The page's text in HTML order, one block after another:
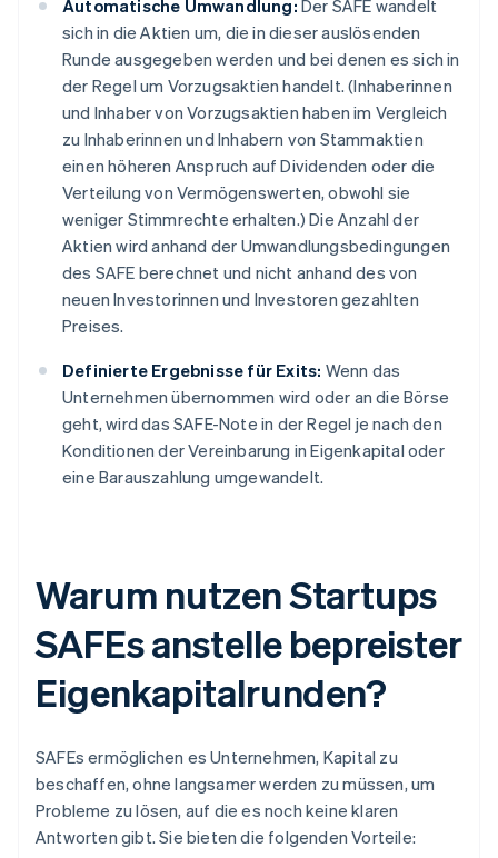
Automatische Umwandlung: Der SAFE wandelt
sich in die Aktien um, die in dieser auslösenden
Runde ausgegeben werden und bei denen es sich in
der Regel um Vorzugsaktien handelt. (Inhaberinnen
und Inhaber von Vorzugsaktien haben im Vergleich
zu Inhaberinnen und Inhabern von Stammaktien
einen höheren Anspruch auf Dividenden oder die
Verteilung von Vermögenswerten, obwohl sie
weniger Stimmrechte erhalten.) Die Anzahl der
Aktien wird anhand der Umwandlungsbedingungen
des SAFE berechnet und nicht anhand des von
neuen Investorinnen und Investoren gezahlten
Preises.
Definierte Ergebnisse für Exits: Wenn das
Unternehmen übernommen wird oder an die Börse
geht, wird das SAFE-Note in der Regel je nach den
Konditionen der Vereinbarung in Eigenkapital oder
eine Barauszahlung umgewandelt.
Warum nutzen Startups
SAFEs anstelle bepreister
Eigenkapitalrunden?
SAFEs ermöglichen es Unternehmen, Kapital zu
beschaffen, ohne langsamer werden zu müssen, um
Probleme zu lösen, auf die es noch keine klaren
Antworten gibt. Sie bieten die folgenden Vorteile: